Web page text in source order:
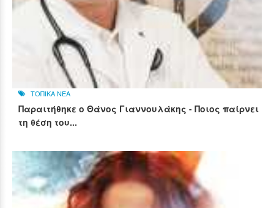
ΤΟΠΙΚΑ ΝΕΑ
Παραιτήθηκε ο Θάνος Γιαννουλάκης - Ποιος παίρνει
τη θέση του...